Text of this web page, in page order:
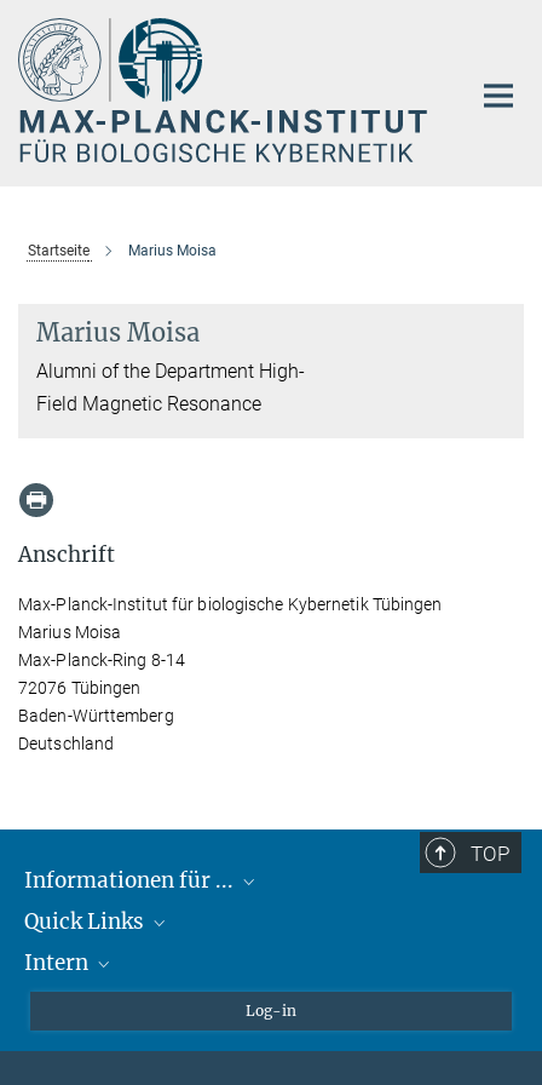
Hauptinhalt
Startseite Marius Moisa
Marius Moisa
Alumni of the Department High-
Field Magnetic Resonance
Anschrift
Max-Planck-Institut für biologische Kybernetik Tübingen
Marius Moisa
Max-Planck-Ring 8-14
72076 Tübingen
Baden-Württemberg
Deutschland
TOP
Informationen für ...
Lieferanten
Studierende
Quick Links
Max-Planck-Gesellschaft
Max-Planck-Campus Tübingen
Intern
Log-in